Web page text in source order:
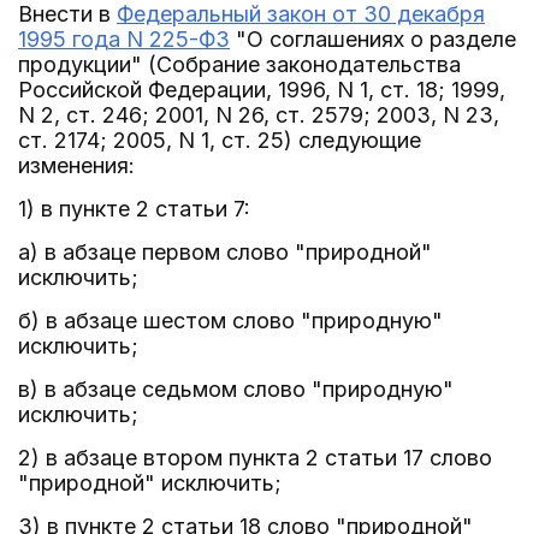
Внести в Федеральный закон от 30 декабря
1995 года N 225-ФЗ "О соглашениях о разделе
продукции" (Собрание законодательства
Российской Федерации, 1996, N 1, ст. 18; 1999,
N 2, ст. 246; 2001, N 26, ст. 2579; 2003, N 23,
ст. 2174; 2005, N 1, ст. 25) следующие
изменения:
1) в пункте 2 статьи 7:
а) в абзаце первом слово "природной"
исключить;
б) в абзаце шестом слово "природную"
исключить;
в) в абзаце седьмом слово "природную"
исключить;
2) в абзаце втором пункта 2 статьи 17 слово
"природной" исключить;
3) в пункте 2 статьи 18 слово "природной"